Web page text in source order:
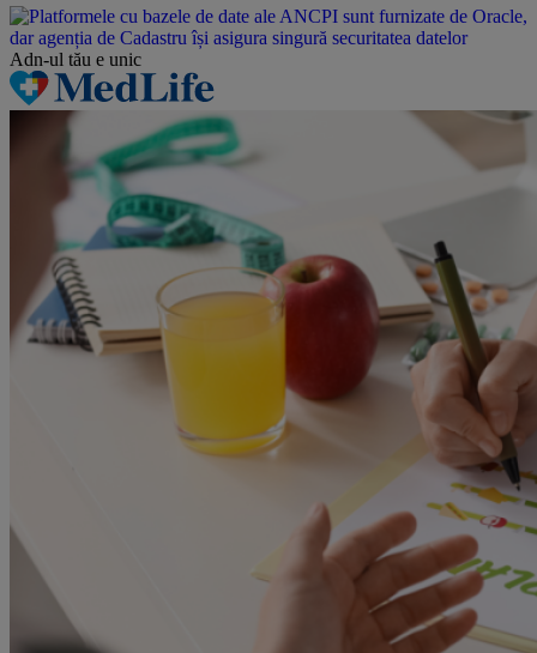
Adn-ul tău e unic